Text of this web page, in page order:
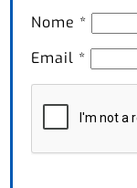
Nome *
Email *